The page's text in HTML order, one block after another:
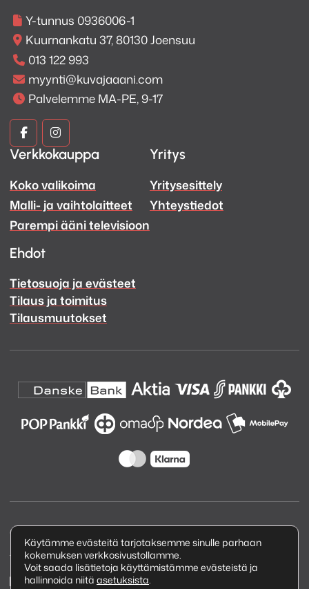
Y-tunnus 0936006-1
Kuurnankatu 37, 80130 Joensuu
013 122 993
myynti@kuvajaaani.com
Palvelemme MA-PE, 9-17
Kuva
ja
Ääni
Facebook
Kuva
ja
Ääni
Instagram
Verkkokauppa
Koko valikoima
Malli- ja vaihtolaitteet
Parempi ääni televisioon
Yritys
Yritysesittely
Yhteystiedot
Ehdot
Tietosuoja ja evästeet
Tilaus ja toimitus
Tilausmuutokset
Copyright © 2026 Kuva ja Ääni Oy
Tietosuojaseloste
Käytämme evästeitä tarjotaksemme sinulle parhaan
kokemuksen verkkosivustollamme.
Voit saada lisätietoja käyttämistämme evästeistä ja
hallinnoida niitä asetuksista.